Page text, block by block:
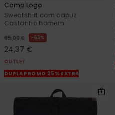
Comp Logo
Sweatshirt com capuz
Castanho homem
65,00 € 63%
24,37 €
OUTLET
DUPLA PROMO 25% EXTRA